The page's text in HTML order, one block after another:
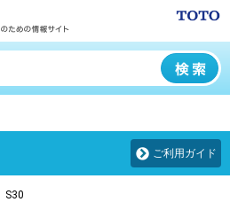
ご利用ガイド
S30